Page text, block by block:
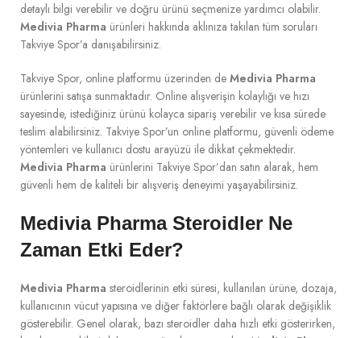
detaylı bilgi verebilir ve doğru ürünü seçmenize yardımcı olabilir.
Medivia Pharma ürünleri hakkında aklınıza takılan tüm soruları
Takviye Spor’a danışabilirsiniz.
Takviye Spor, online platformu üzerinden de Medivia Pharma
ürünlerini satışa sunmaktadır. Online alışverişin kolaylığı ve hızı
sayesinde, istediğiniz ürünü kolayca sipariş verebilir ve kısa sürede
teslim alabilirsiniz. Takviye Spor’un online platformu, güvenli ödeme
yöntemleri ve kullanıcı dostu arayüzü ile dikkat çekmektedir.
Medivia Pharma ürünlerini Takviye Spor’dan satın alarak, hem
güvenli hem de kaliteli bir alışveriş deneyimi yaşayabilirsiniz.
Medivia Pharma Steroidler Ne
Zaman Etki Eder?
Medivia Pharma steroidlerinin etki süresi, kullanılan ürüne, dozaja,
kullanıcının vücut yapısına ve diğer faktörlere bağlı olarak değişiklik
gösterebilir. Genel olarak, bazı steroidler daha hızlı etki gösterirken,